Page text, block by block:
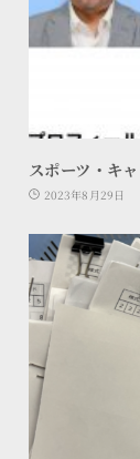
スポーツ・キ
2023年8月29日